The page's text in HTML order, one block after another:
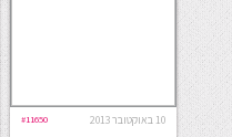
10 באוקטובר 2013 #11650